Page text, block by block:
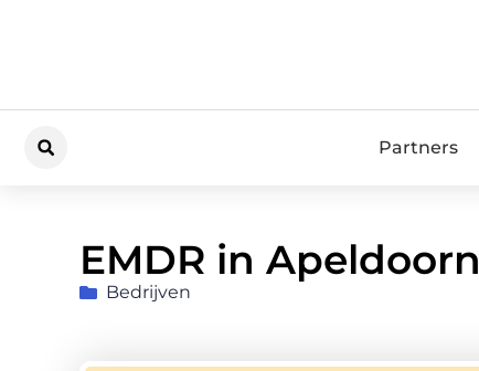
Partners
EMDR in Apeldoorn
Bedrijven